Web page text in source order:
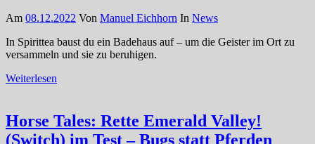
Am 08.12.2022 Von Manuel Eichhorn In News
In Spirittea baust du ein Badehaus auf – um die Geister im Ort zu
versammeln und sie zu beruhigen.
Weiterlesen
Horse Tales: Rette Emerald Valley!
(Switch) im Test – Bugs statt Pferden